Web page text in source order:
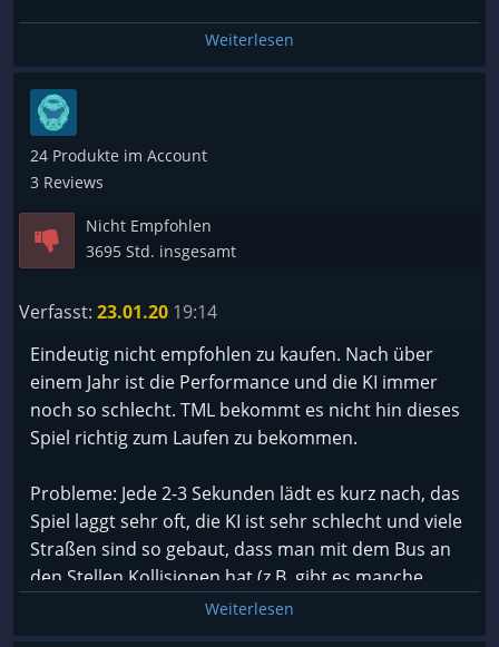
Weiterlesen
24 Produkte im Account
3 Reviews
Nicht Empfohlen
3695 Std. insgesamt
Verfasst: 23.01.20 19:14
Eindeutig nicht empfohlen zu kaufen. Nach über
einem Jahr ist die Performance und die KI immer
noch so schlecht. TML bekommt es nicht hin dieses
Spiel richtig zum Laufen zu bekommen.
Probleme: Jede 2-3 Sekunden lädt es kurz nach, das
Spiel laggt sehr oft, die KI ist sehr schlecht und viele
Straßen sind so gebaut, dass man mit dem Bus an
den Stellen Kollisionen hat (z.B. gibt es manche
Steigungen, die so steil sind, dass man aufsetzt.
Noch dazu kneelt der Bus viel zu schnell runter,
Weiterlesen